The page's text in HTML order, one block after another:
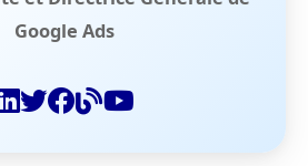
Google Ads